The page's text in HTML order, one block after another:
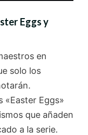
Eggs y
en
solo los
«Easter Eggs»
que añaden
a la serie.